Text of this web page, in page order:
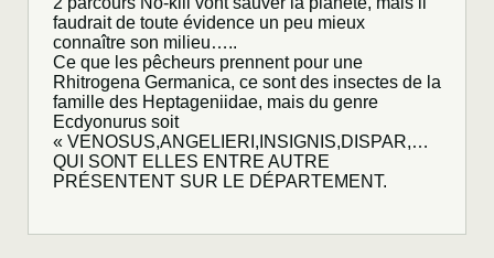
faudrait de toute évidence un peu mieux
connaître son milieu…..
Ce que les pêcheurs prennent pour une
Rhitrogena Germanica, ce sont des insectes de la
famille des Heptageniidae, mais du genre
Ecdyonurus soit
« VENOSUS,ANGELIERI,INSIGNIS,DISPAR,…
QUI SONT ELLES ENTRE AUTRE
PRÉSENTENT SUR LE DÉPARTEMENT.